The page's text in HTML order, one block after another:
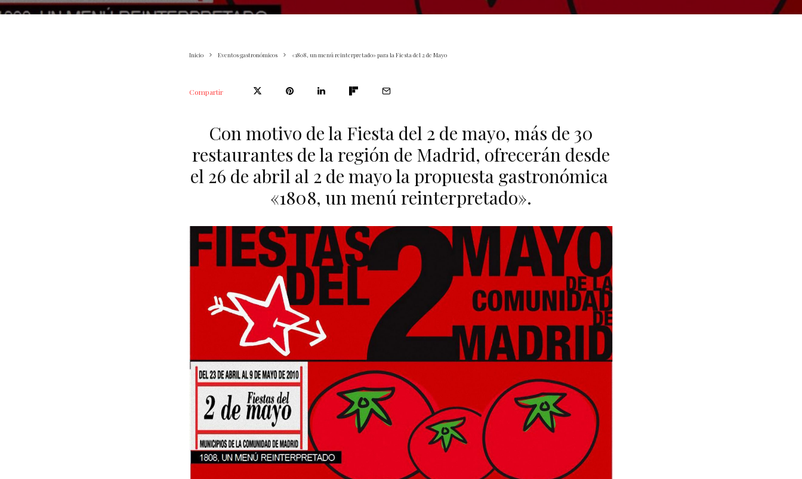
Inicio Eventos gastronómicos «1808, un menú reinterpretado» para la Fiesta del 2 de Mayo
Compartir
Con motivo de la Fiesta del 2 de mayo, más de 30
restaurantes de la región de Madrid, ofrecerán desde
el 26 de abril al 2 de mayo la propuesta gastronómica
«1808, un menú reinterpretado».